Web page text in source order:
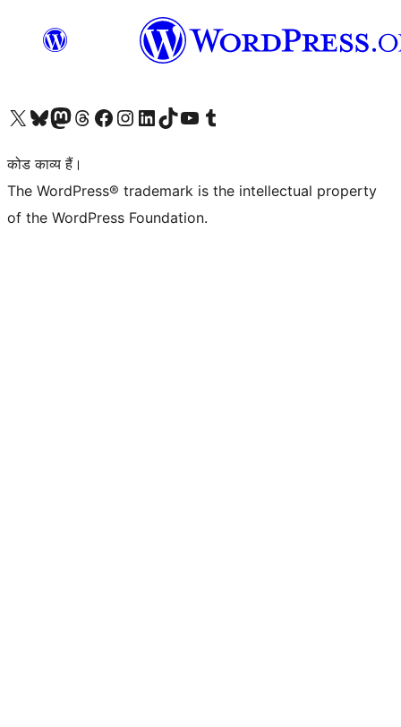
Visit our X (formerly Twitter) account
हमारे बलुस्की खाते पर जाएँVisit our Mastodon account
हमारे थ्रेड्स अकाउंट पर जाएंहमारे फेसबुक पेज पर जाएँहमारे इंस्टाग्राम अकाउंट पर जाएंहमारे लिंक्डइन खाते पर जाएँहमारे टिकटॉक खाते पर जाएँहमारे यूट्यूब चैनल पर जाएंहमारे Tumblr खाते पर जाएँ
कोड काव्य हैं।
The WordPress® trademark is the intellectual property
of the WordPress Foundation.